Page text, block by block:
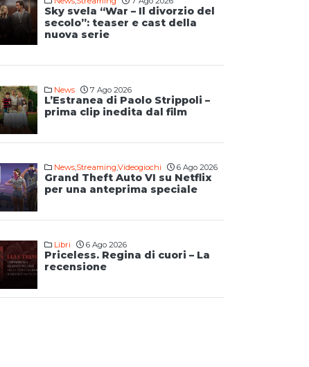
Sky svela “War – Il divorzio del
secolo”: teaser e cast della
nuova serie
News 7 Ago 2026
L’Estranea di Paolo Strippoli –
prima clip inedita dal film
News,Streaming,Videogiochi 6 Ago 2026
Grand Theft Auto VI su Netflix
per una anteprima speciale
Libri 6 Ago 2026
Priceless. Regina di cuori – La
recensione